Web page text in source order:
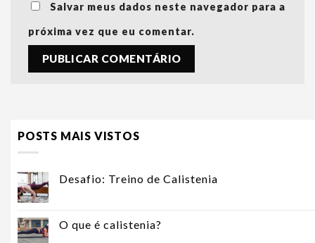
Salvar meus dados neste navegador para a
próxima vez que eu comentar.
POSTS MAIS VISTOS
Desafio: Treino de Calistenia
O que é calistenia?